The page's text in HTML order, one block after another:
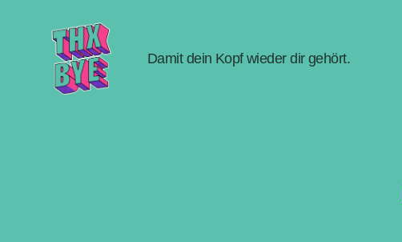
Damit dein Kopf wieder dir gehört.